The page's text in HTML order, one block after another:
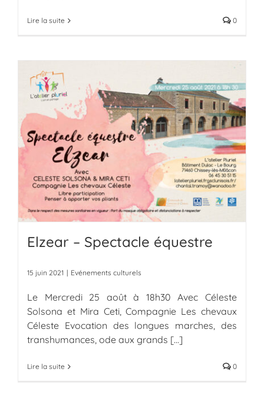
Lire la suite 0
Elzear – Spectacle équestre
15 juin 2021 | Evénements culturels
Le Mercredi 25 août à 18h30 Avec Céleste
Solsona et Mira Ceti, Compagnie Les chevaux
Céleste Evocation des longues marches, des
transhumances, ode aux grands [...]
Lire la suite 0